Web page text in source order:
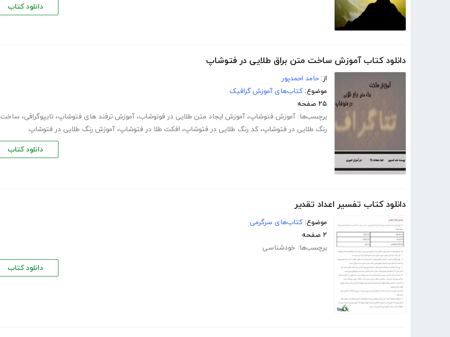
دانلود کتاب
دانلود کتاب آموزش ساخت متن براق طلایی در فتوشاپ
از: حامد احمدپور
موضوع: کتاب‌های آموزش گرافیک
۲۵ صفحه
برچسب‌ها: آموزش فتوشاپ، آموزش ایجاد متن طلایی در فوتوشاب، آموزش ترفند های فتوشاپ، تایپوگرافی، ساخت
رنگ طلایی در فتوشاپ، کد رنگ طلایی در فتوشاپ، افکت طلا در فتوشاپ، آموزش رنگ طلایی در فتوشاپ
دانلود کتاب
دانلود کتاب تفسیر اعداد تقدیر
موضوع: کتاب‌های سرگرمی
۲ صفحه
برچسب‌ها: خودشناسی
دانلود کتاب